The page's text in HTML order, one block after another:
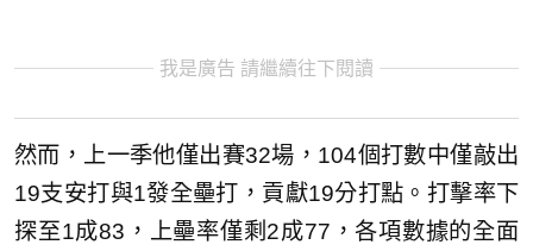
我是廣告 請繼續往下閱讀
然而，上一季他僅出賽32場，104個打數中僅敲出
19支安打與1發全壘打，貢獻19分打點。打擊率下
探至1成83，上壘率僅剩2成77，各項數據的全面